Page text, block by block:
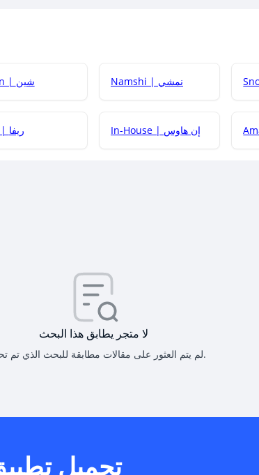
Shein | شين Namshi | نمشي
Riva | ريفا In-House | إن هاوس
لا متجر يطابق هذا البحث
لم يتم العثور على مقالات مطابقة للبحث الذي تم تحديده.
تحميل